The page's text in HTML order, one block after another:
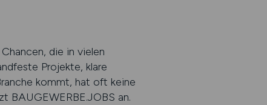
die in vielen
Projekte, klare
kommt, hat oft keine
BAUGEWERBE.JOBS an.